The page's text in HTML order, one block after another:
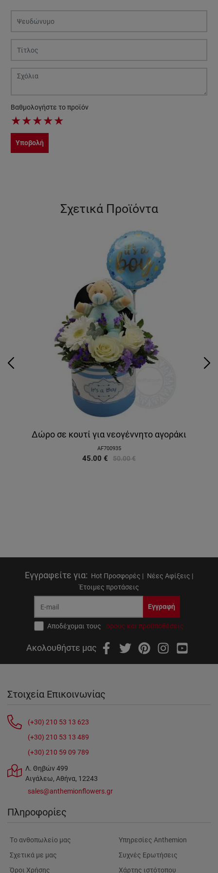
Βαθμολογήστε το προϊόν
★★★★★
Υποβολή
Σχετικά Προϊόντα
Δώρο σε κουτί για νεογέννητο αγοράκι
AF700935
45.00 € 50.00€
Εγγραφείτε για: Hot Προσφορές | Νέες Αφίξεις |
Έτοιμες προτάσεις
Εγγραφή
Αποδέχομαι τους όρους και προϋποθέσεις
Ακολουθήστε μας
Στοιχεία Επικοινωνίας
(+30) 210 53 13 623
(+30) 210 53 13 489
(+30) 210 59 09 789
Λ. Θηβών 499
Αιγάλεω, Αθήνα, 12243
sales@anthemionflowers.gr
Πληροφορίες
Tο ανθοπωλείο μας
Σχετικά με μας
Όροι Χρήσης
Υπηρεσίες Anthemion
Συχνές Ερωτήσεις
Χάρτης ιστότοπου